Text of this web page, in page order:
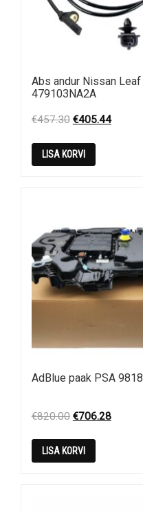
Abs andur Nissan Leaf
479103NA2A
€457.30 Original
was:
€457.30.
€405.44Current
LISA KORVI
AdBlue paak PSA
€820.00 Original
was:
€820.00.
€706.28Current
LISA KORVI